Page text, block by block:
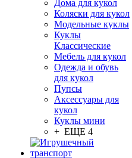
Дома для кукол
Коляски для кукол
Модельные куклы
Куклы
Классические
Мебель для кукол
Одежда и обувь
для кукол
Пупсы
Аксессуары для
кукол
Куклы мини
+ ЕЩЕ 4